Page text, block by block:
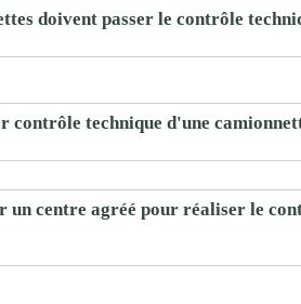
doivent passer le contrôle
contrôle technique d'une
un centre agréé pour réaliser le